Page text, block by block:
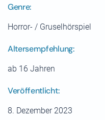
Genre:
Horror- / Gruselhörspiel
Altersempfehlung:
ab 16 Jahren
Veröffentlicht:
8. Dezember 2023